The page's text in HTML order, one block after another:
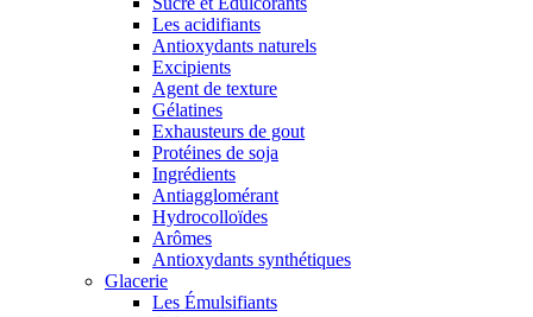
Les acidifiants
Antioxydants naturels
Excipients
Agent de texture
Gélatines
Exhausteurs de gout
Protéines de soja
Ingrédients
Antiagglomérant
Hydrocolloïdes
Arômes
Antioxydants synthétiques
Glacerie
Les Émulsifiants